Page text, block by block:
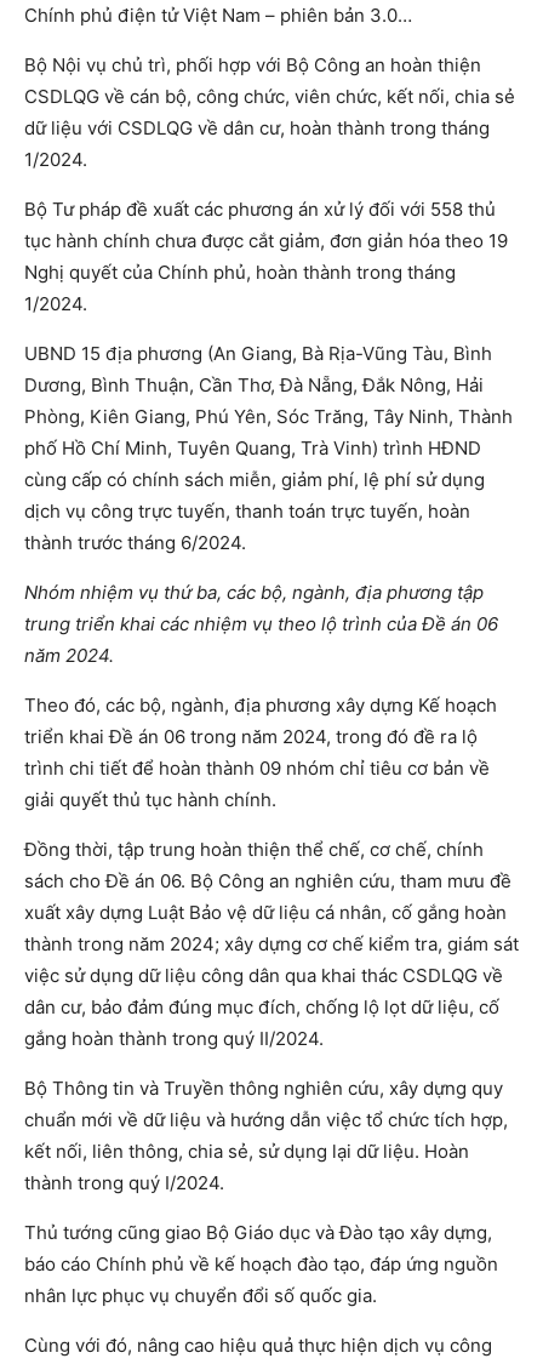
Chính phủ điện tử Việt Nam – phiên bản 3.0…
Bộ Nội vụ chủ trì, phối hợp với Bộ Công an hoàn thiện
CSDLQG về cán bộ, công chức, viên chức, kết nối, chia sẻ
dữ liệu với CSDLQG về dân cư, hoàn thành trong tháng
1/2024.
Bộ Tư pháp đề xuất các phương án xử lý đối với 558 thủ
tục hành chính chưa được cắt giảm, đơn giản hóa theo 19
Nghị quyết của Chính phủ, hoàn thành trong tháng
1/2024.
UBND 15 địa phương (An Giang, Bà Rịa-Vũng Tàu, Bình
Dương, Bình Thuận, Cần Thơ, Đà Nẵng, Đắk Nông, Hải
Phòng, Kiên Giang, Phú Yên, Sóc Trăng, Tây Ninh, Thành
phố Hồ Chí Minh, Tuyên Quang, Trà Vinh) trình HĐND
cùng cấp có chính sách miễn, giảm phí, lệ phí sử dụng
dịch vụ công trực tuyến, thanh toán trực tuyến, hoàn
thành trước tháng 6/2024.
Nhóm nhiệm vụ thứ ba, các bộ, ngành, địa phương tập
trung triển khai các nhiệm vụ theo lộ trình của Đề án 06
năm 2024.
Theo đó, các bộ, ngành, địa phương xây dựng Kế hoạch
triển khai Đề án 06 trong năm 2024, trong đó đề ra lộ
trình chi tiết để hoàn thành 09 nhóm chỉ tiêu cơ bản về
giải quyết thủ tục hành chính.
Đồng thời, tập trung hoàn thiện thể chế, cơ chế, chính
sách cho Đề án 06. Bộ Công an nghiên cứu, tham mưu đề
xuất xây dựng Luật Bảo vệ dữ liệu cá nhân, cố gắng hoàn
thành trong năm 2024; xây dựng cơ chế kiểm tra, giám sát
việc sử dụng dữ liệu công dân qua khai thác CSDLQG về
dân cư, bảo đảm đúng mục đích, chống lộ lọt dữ liệu, cố
gắng hoàn thành trong quý II/2024.
Bộ Thông tin và Truyền thông nghiên cứu, xây dựng quy
chuẩn mới về dữ liệu và hướng dẫn việc tổ chức tích hợp,
kết nối, liên thông, chia sẻ, sử dụng lại dữ liệu. Hoàn
thành trong quý I/2024.
Thủ tướng cũng giao Bộ Giáo dục và Đào tạo xây dựng,
báo cáo Chính phủ về kế hoạch đào tạo, đáp ứng nguồn
nhân lực phục vụ chuyển đổi số quốc gia.
Cùng với đó, nâng cao hiệu quả thực hiện dịch vụ công